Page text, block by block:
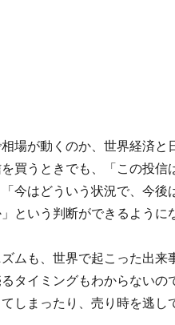
場が動くのか、世界経済
買うときでも、「この投信
今はどういう状況で、今
という判断ができるように
ムも、世界で起こった出来
タイミングもわからない
しまったり、売り時を逃し